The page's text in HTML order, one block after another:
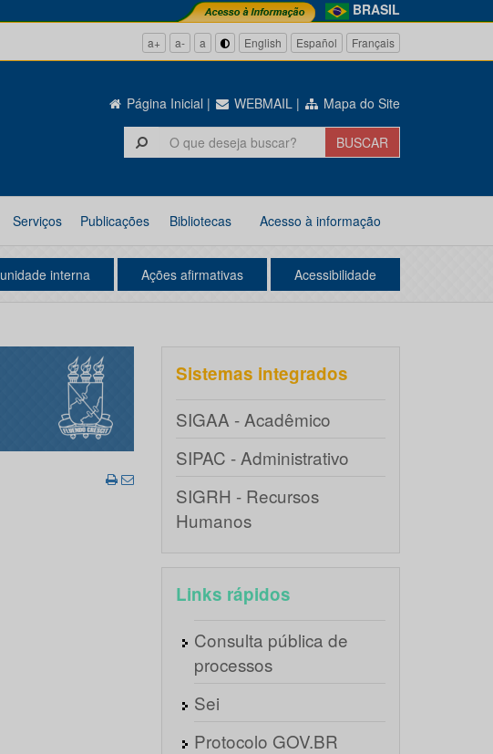
BRASIL
a+ a- a English Español Français
Página Inicial | WEBMAIL | Mapa do Site
Serviços Publicações Bibliotecas Acesso à informação
interna Ações afirmativas Acessibilidade
Sistemas integrados
SIGAA - Acadêmico
SIPAC - Administrativo
SIGRH - Recursos
Humanos
Links rápidos
Consulta pública de
processos
Sei
Protocolo GOV.BR